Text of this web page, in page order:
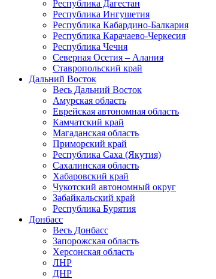
Республика Дагестан
Республика Ингушетия
Республика Кабардино-Балкария
Республика Карачаево-Черкесия
Республика Чечня
Северная Осетия – Алания
Ставропольский край
Дальний Восток
Весь Дальний Восток
Амурская область
Еврейская автономная область
Камчатский край
Магаданская область
Приморский край
Республика Саха (Якутия)
Сахалинская область
Хабаровский край
Чукотский автономный округ
Забайкальский край
Республика Бурятия
Донбасс
Весь Донбасс
Запорожская область
Херсонская область
ЛНР
ДНР